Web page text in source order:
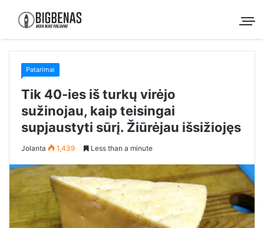
Patarimai
Tik 40-ies iš turkų virėjo
sužinojau, kaip teisingai
supjaustyti sūrį. Žiūrėjau išsižiojęs
Jolanta 1,439 Less than a minute